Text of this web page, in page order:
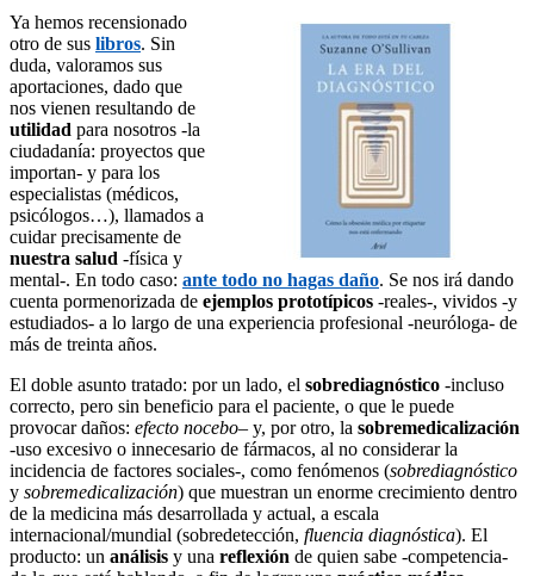
Ya hemos recensionado
otro de sus libros. Sin
duda, valoramos sus
aportaciones, dado que
nos vienen resultando de
utilidad para nosotros -la
ciudadanía: proyectos que
importan- y para los
especialistas (médicos,
psicólogos…), llamados a
cuidar precisamente de
nuestra salud -física y
mental-. En todo caso: ante todo no hagas daño. Se nos irá dando
cuenta pormenorizada de ejemplos prototípicos -reales-, vividos -y
estudiados- a lo largo de una experiencia profesional -neuróloga- de
más de treinta años.
El doble asunto tratado: por un lado, el sobrediagnóstico -incluso
correcto, pero sin beneficio para el paciente, o que le puede
provocar daños: efecto nocebo– y, por otro, la sobremedicalización
-uso excesivo o innecesario de fármacos, al no considerar la
incidencia de factores sociales-, como fenómenos (sobrediagnóstico
y sobremedicalización) que muestran un enorme crecimiento dentro
de la medicina más desarrollada y actual, a escala
internacional/mundial (sobredetección, fluencia diagnóstica). El
producto: un análisis y una reflexión de quien sabe -competencia-